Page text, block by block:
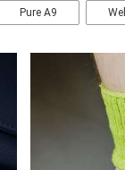
Pure A9